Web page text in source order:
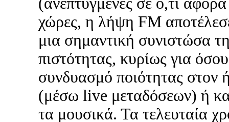
χώρες, η λήψη FM
μια σημαντική συνιστώσα
πιστότητας, κυρίως για
συνδυασμό ποιότητας στον
(μέσω live μεταδόσεων) ή
τα μουσικά. Τα τελευταία